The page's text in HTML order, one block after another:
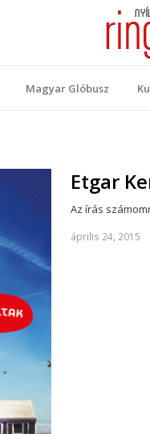
Magyar Glóbusz
Etgar
Az írás
április 24, 2015